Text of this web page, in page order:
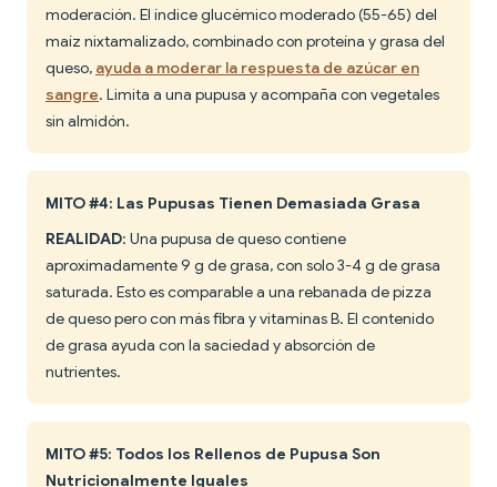
moderación. El índice glucémico moderado (55-65) del
maíz nixtamalizado, combinado con proteína y grasa del
queso, ayuda a moderar la respuesta de azúcar en
sangre. Limita a una pupusa y acompaña con vegetales
sin almidón.
MITO #4: Las Pupusas Tienen Demasiada Grasa
REALIDAD: Una pupusa de queso contiene
aproximadamente 9 g de grasa, con solo 3-4 g de grasa
saturada. Esto es comparable a una rebanada de pizza
de queso pero con más fibra y vitaminas B. El contenido
de grasa ayuda con la saciedad y absorción de
nutrientes.
MITO #5: Todos los Rellenos de Pupusa Son
Nutricionalmente Iguales